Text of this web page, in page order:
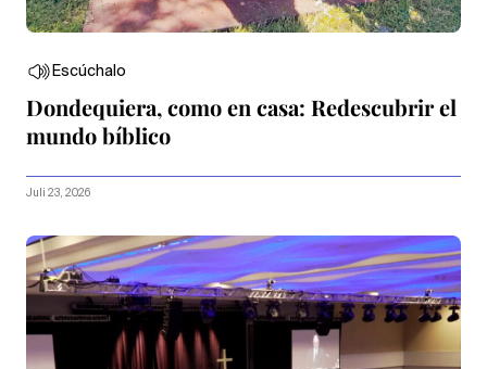
Escúchalo
Dondequiera, como en casa: Redescubrir el
mundo bíblico
Juli 23, 2026